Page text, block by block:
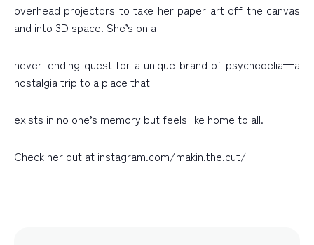
overhead projectors to take her paper art off the canvas
and into 3D space. She’s on a
never–ending quest for a unique brand of psychedelia—a
nostalgia trip to a place that
exists in no one’s memory but feels like home to all.
Check her out at instagram.com/makin.the.cut/